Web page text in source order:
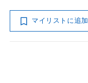
マイリストに追加